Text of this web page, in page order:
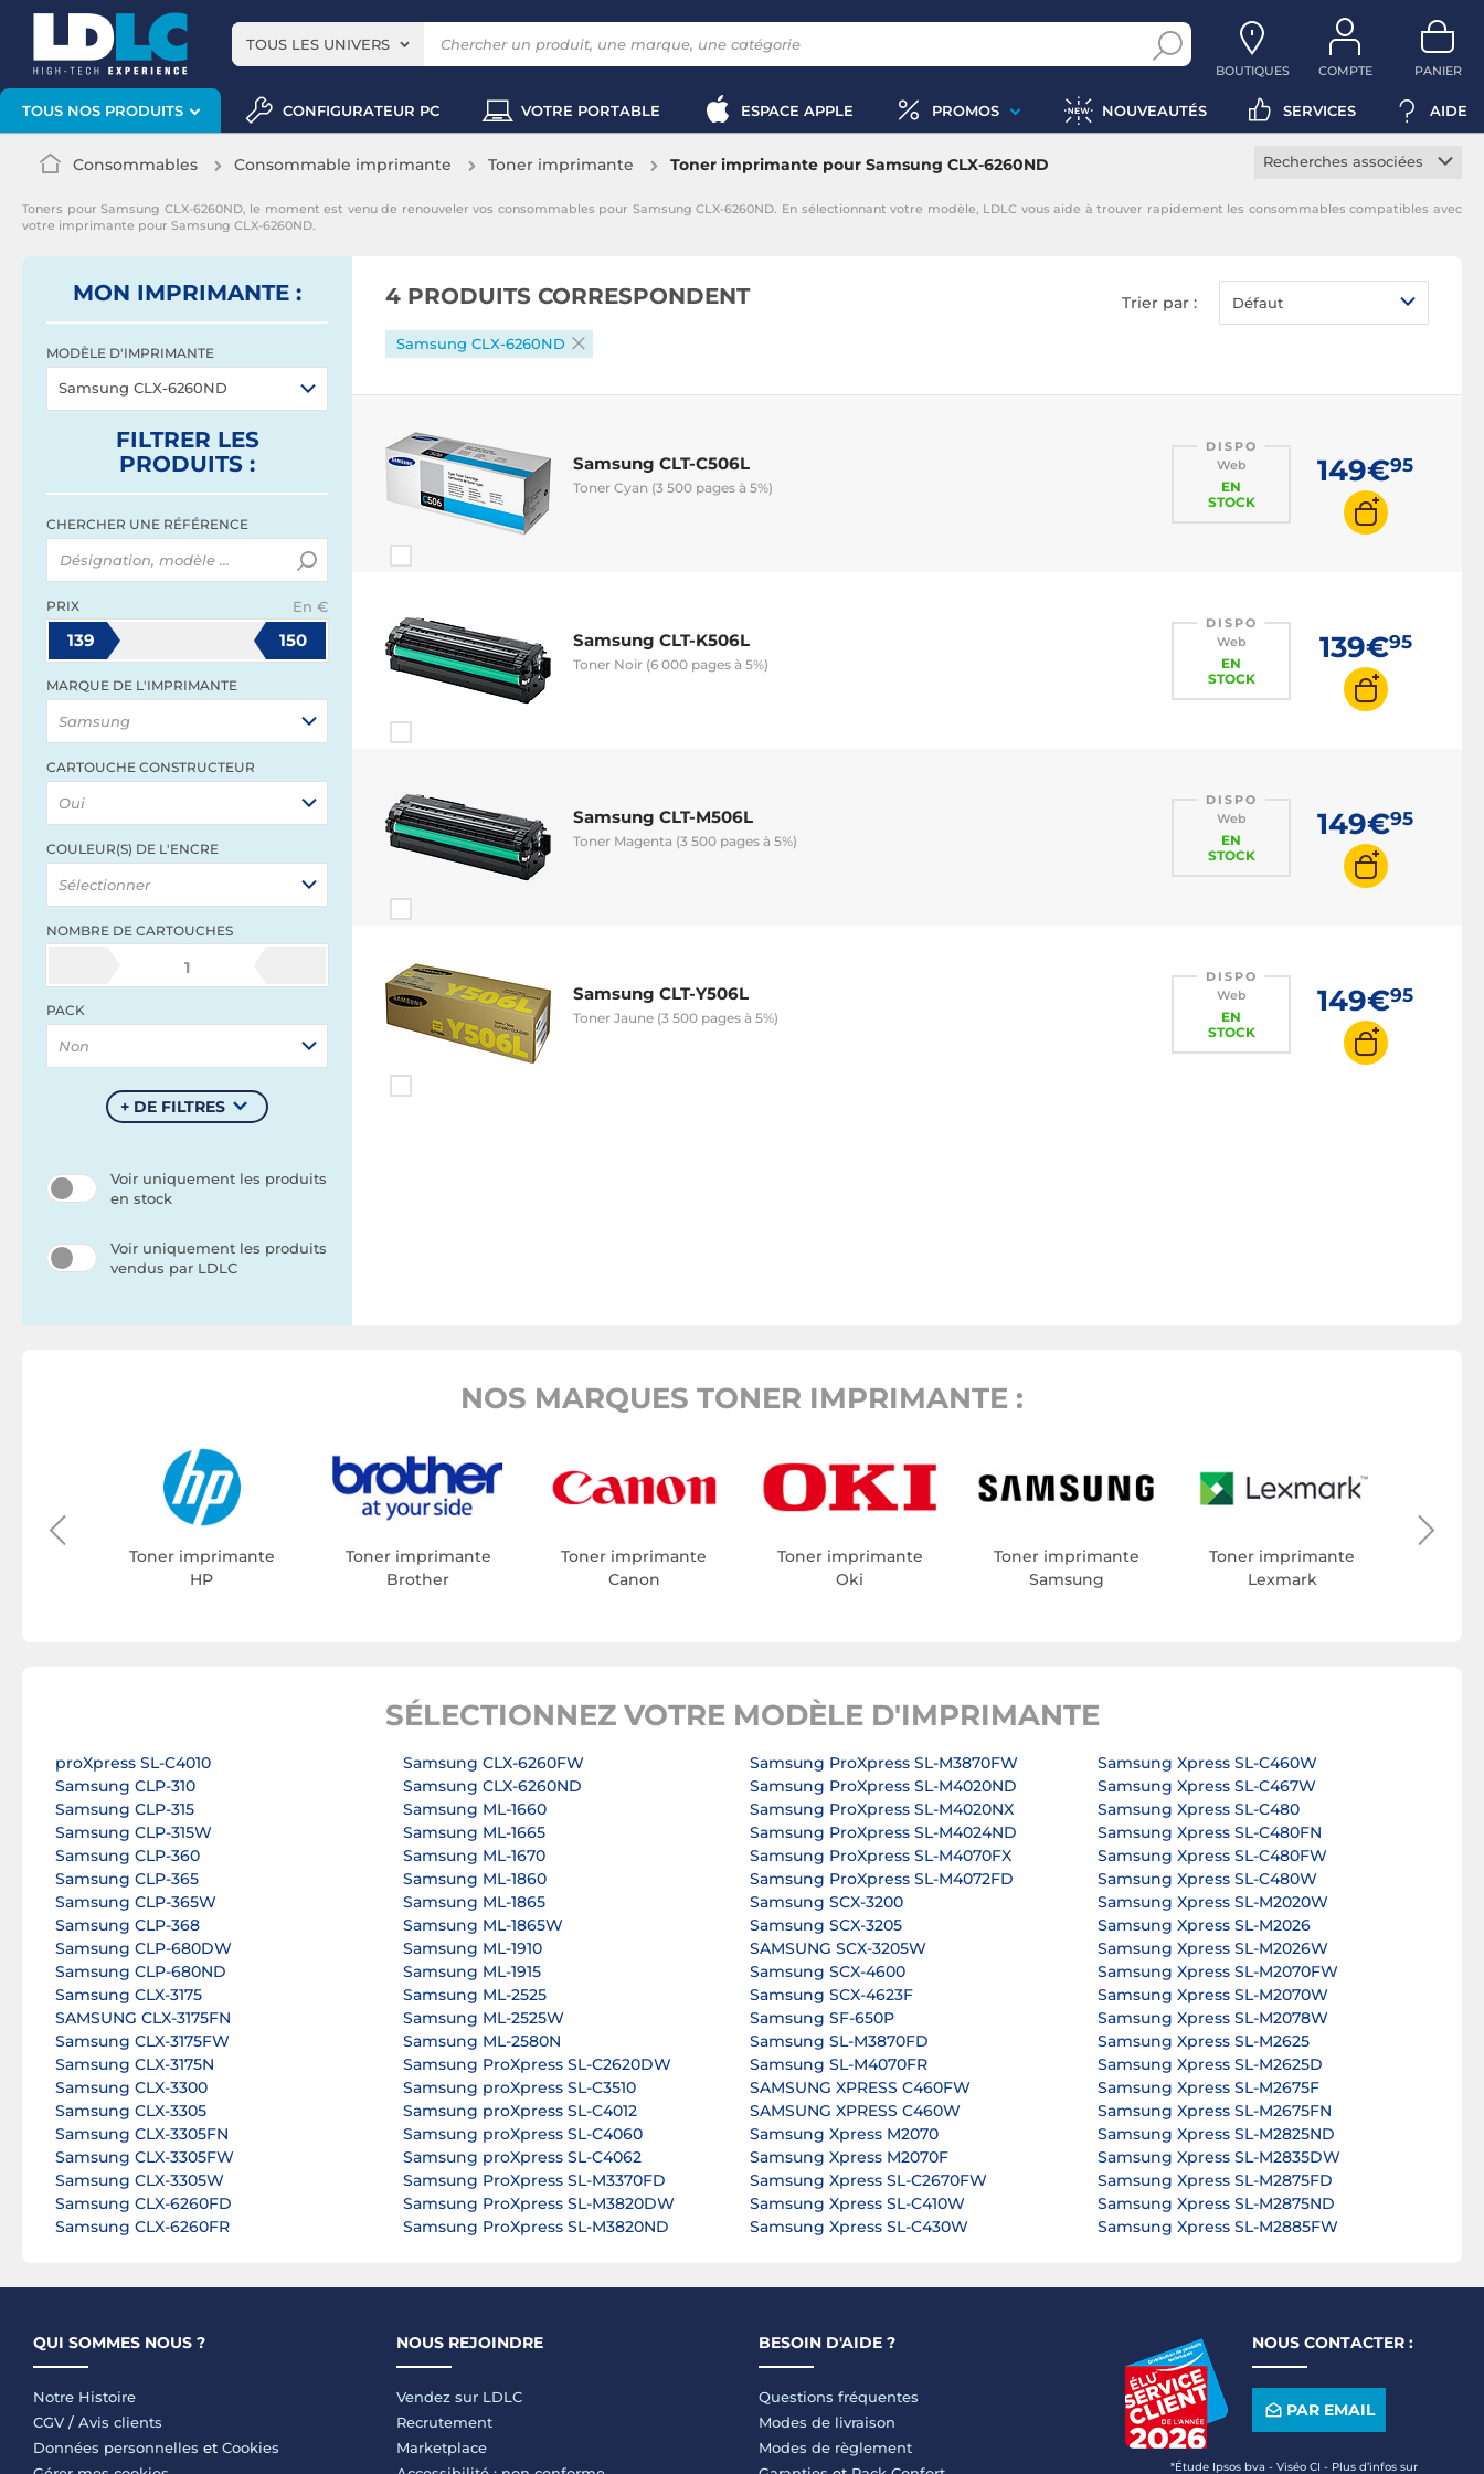
TOUS LES UNIVERS
BOUTIQUES COMPTE PANIER
TOUS NOS PRODUITS CONFIGURATEUR PC VOTRE PORTABLE ESPACE APPLE PROMOS NOUVEAUTÉS SERVICES AIDE
Consommables Consommable imprimante Toner imprimante Toner imprimante pour Samsung CLX-6260ND
Recherches associées
Toner jaune
Toners pour Samsung CLX-6260ND, le moment est venu de renouveler vos consommables pour Samsung CLX-6260ND. En sélectionnant votre modèle, LDLC vous aide à trouver rapidement les consommables compatibles avec
votre imprimante pour Samsung CLX-6260ND.
MON IMPRIMANTE :
MODÈLE D'IMPRIMANTE
Samsung CLX-6260ND
FILTRER LES
PRODUITS :
CHERCHER UNE RÉFÉRENCE
PRIX En €
139 150
MARQUE DE L'IMPRIMANTE
Samsung
CARTOUCHE CONSTRUCTEUR
Oui
COULEUR(S) DE L'ENCRE
Sélectionner
NOMBRE DE CARTOUCHES
1
PACK
Non
+ DE FILTRES
Voir uniquement les produits
en stock
Voir uniquement les produits
vendus par LDLC
4 PRODUITS CORRESPONDENT Trier par : Défaut
Samsung CLX-6260ND
Samsung CLT-C506L
Toner Cyan (3 500 pages à 5%)
DISPO
Web
EN
STOCK
149€95
Samsung CLT-K506L
Toner Noir (6 000 pages à 5%)
DISPO
Web
EN
STOCK
139€95
Samsung CLT-M506L
Toner Magenta (3 500 pages à 5%)
DISPO
Web
EN
STOCK
149€95
Samsung CLT-Y506L
Toner Jaune (3 500 pages à 5%)
DISPO
Web
EN
STOCK
149€95
NOS MARQUES TONER IMPRIMANTE :
Toner imprimante
HP
Toner imprimante
Brother
Toner imprimante
Canon
Toner imprimante
Oki
Toner imprimante
Samsung
Toner imprimante
Lexmark
SÉLECTIONNEZ VOTRE MODÈLE D'IMPRIMANTE
proXpress SL-C4010
Samsung CLP-310
Samsung CLP-315
Samsung CLP-315W
Samsung CLP-360
Samsung CLP-365
Samsung CLP-365W
Samsung CLP-368
Samsung CLP-680DW
Samsung CLP-680ND
Samsung CLX-3175
SAMSUNG CLX-3175FN
Samsung CLX-3175FW
Samsung CLX-3175N
Samsung CLX-3300
Samsung CLX-3305
Samsung CLX-3305FN
Samsung CLX-3305FW
Samsung CLX-3305W
Samsung CLX-6260FD
Samsung CLX-6260FR
Samsung CLX-6260FW
Samsung CLX-6260ND
Samsung ML-1660
Samsung ML-1665
Samsung ML-1670
Samsung ML-1860
Samsung ML-1865
Samsung ML-1865W
Samsung ML-1910
Samsung ML-1915
Samsung ML-2525
Samsung ML-2525W
Samsung ML-2580N
Samsung ProXpress SL-C2620DW
Samsung proXpress SL-C3510
Samsung proXpress SL-C4012
Samsung proXpress SL-C4060
Samsung proXpress SL-C4062
Samsung ProXpress SL-M3370FD
Samsung ProXpress SL-M3820DW
Samsung ProXpress SL-M3820ND
Samsung ProXpress SL-M3870FW
Samsung ProXpress SL-M4020ND
Samsung ProXpress SL-M4020NX
Samsung ProXpress SL-M4024ND
Samsung ProXpress SL-M4070FX
Samsung ProXpress SL-M4072FD
Samsung SCX-3200
Samsung SCX-3205
SAMSUNG SCX-3205W
Samsung SCX-4600
Samsung SCX-4623F
Samsung SF-650P
Samsung SL-M3870FD
Samsung SL-M4070FR
SAMSUNG XPRESS C460FW
SAMSUNG XPRESS C460W
Samsung Xpress M2070
Samsung Xpress M2070F
Samsung Xpress SL-C2670FW
Samsung Xpress SL-C410W
Samsung Xpress SL-C430W
Samsung Xpress SL-C460W
Samsung Xpress SL-C467W
Samsung Xpress SL-C480
Samsung Xpress SL-C480FN
Samsung Xpress SL-C480FW
Samsung Xpress SL-C480W
Samsung Xpress SL-M2020W
Samsung Xpress SL-M2026
Samsung Xpress SL-M2026W
Samsung Xpress SL-M2070FW
Samsung Xpress SL-M2070W
Samsung Xpress SL-M2078W
Samsung Xpress SL-M2625
Samsung Xpress SL-M2625D
Samsung Xpress SL-M2675F
Samsung Xpress SL-M2675FN
Samsung Xpress SL-M2825ND
Samsung Xpress SL-M2835DW
Samsung Xpress SL-M2875FD
Samsung Xpress SL-M2875ND
Samsung Xpress SL-M2885FW
QUI SOMMES NOUS ?
Notre Histoire
CGV / Avis clients
Données personnelles et Cookies
NOUS REJOINDRE
Vendez sur LDLC
Recrutement
Marketplace
BESOIN D'AIDE ?
Questions fréquentes
Modes de livraison
Modes de règlement
NOUS CONTACTER :
PAR EMAIL
*Étude Ipsos bva - Viséo CI - Plus d’infos sur